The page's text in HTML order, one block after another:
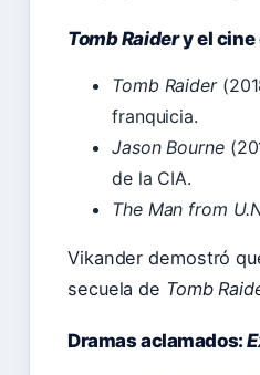
Tomb Raidery el cine
Tomb Raider
franquicia.
Jason Bourne
de la CIA.
The Man from
Vikander demostró
secuela de Tomb
Dramas aclamados: